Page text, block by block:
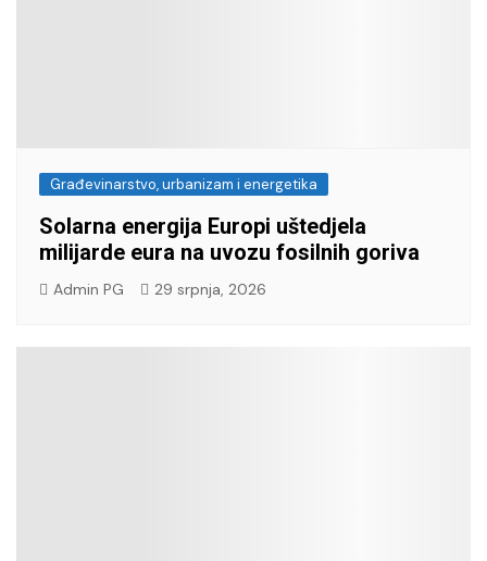
Građevinarstvo, urbanizam i energetika
Solarna energija Europi uštedjela
milijarde eura na uvozu fosilnih goriva
Admin PG 29 srpnja, 2026